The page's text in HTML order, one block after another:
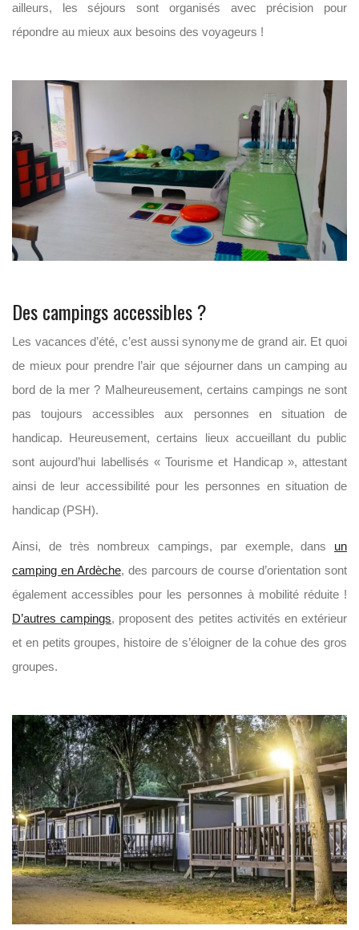
ailleurs, les séjours sont organisés avec précision pour
répondre au mieux aux besoins des voyageurs !
Des campings accessibles ?
Les vacances d’été, c’est aussi synonyme de grand air. Et quoi
de mieux pour prendre l’air que séjourner dans un camping au
bord de la mer ? Malheureusement, certains campings ne sont
pas toujours accessibles aux personnes en situation de
handicap. Heureusement, certains lieux accueillant du public
sont aujourd’hui labellisés « Tourisme et Handicap », attestant
ainsi de leur accessibilité pour les personnes en situation de
handicap (PSH).
Ainsi, de très nombreux campings, par exemple, dans un
camping en Ardèche, des parcours de course d’orientation sont
également accessibles pour les personnes à mobilité réduite !
D’autres campings, proposent des petites activités en extérieur
et en petits groupes, histoire de s’éloigner de la cohue des gros
groupes.